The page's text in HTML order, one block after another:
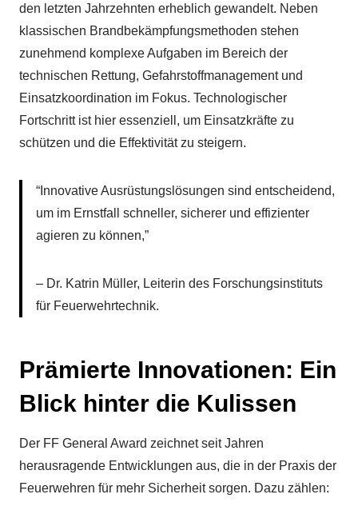
den letzten Jahrzehnten erheblich gewandelt. Neben
klassischen Brandbekämpfungsmethoden stehen
zunehmend komplexe Aufgaben im Bereich der
technischen Rettung, Gefahrstoffmanagement und
Einsatzkoordination im Fokus. Technologischer
Fortschritt ist hier essenziell, um Einsatzkräfte zu
schützen und die Effektivität zu steigern.
“Innovative Ausrüstungslösungen sind entscheidend,
um im Ernstfall schneller, sicherer und effizienter
agieren zu können,”
– Dr. Katrin Müller, Leiterin des Forschungsinstituts
für Feuerwehrtechnik.
Prämierte Innovationen: Ein
Blick hinter die Kulissen
Der FF General Award zeichnet seit Jahren
herausragende Entwicklungen aus, die in der Praxis der
Feuerwehren für mehr Sicherheit sorgen. Dazu zählen: